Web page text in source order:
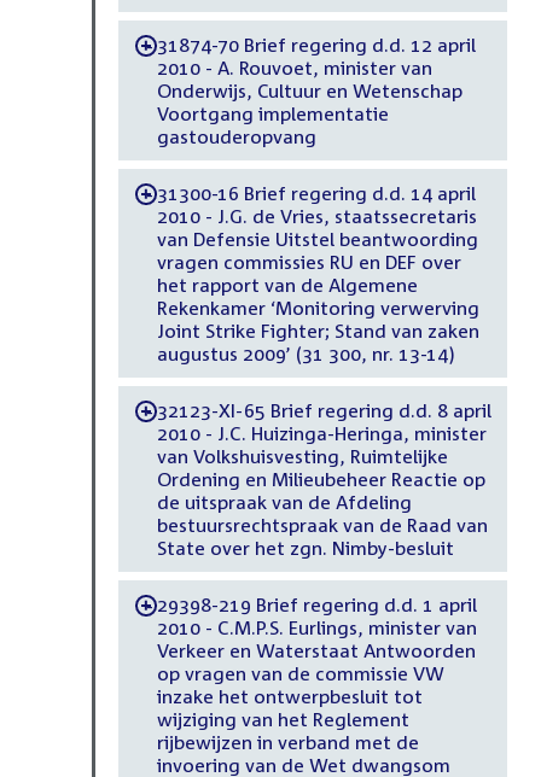
-31874-70 Brief regering d.d. 12 april
2010 - A. Rouvoet, minister van
Onderwijs, Cultuur en Wetenschap
Voortgang implementatie
gastouderopvang
-31300-16 Brief regering d.d. 14 april
2010 - J.G. de Vries, staatssecretaris
van Defensie Uitstel beantwoording
vragen commissies RU en DEF over
het rapport van de Algemene
Rekenkamer ‘Monitoring verwerving
Joint Strike Fighter; Stand van zaken
augustus 2009’ (31 300, nr. 13-14)
-32123-XI-65 Brief regering d.d. 8 april
2010 - J.C. Huizinga-Heringa, minister
van Volkshuisvesting, Ruimtelijke
Ordening en Milieubeheer Reactie op
de uitspraak van de Afdeling
bestuursrechtspraak van de Raad van
State over het zgn. Nimby-besluit
-29398-219 Brief regering d.d. 1 april
2010 - C.M.P.S. Eurlings, minister van
Verkeer en Waterstaat Antwoorden
op vragen van de commissie VW
inzake het ontwerpbesluit tot
wijziging van het Reglement
rijbewijzen in verband met de
invoering van de Wet dwangsom